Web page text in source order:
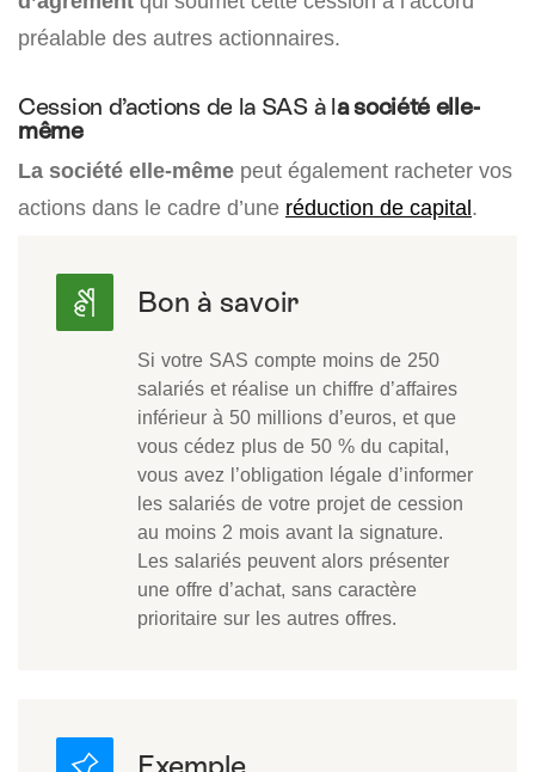
préalable des autres actionnaires.
Cession d’actions de la SAS à la société elle-
même
La société elle-même peut également racheter vos
actions dans le cadre d’une réduction de capital.
Si votre SAS compte moins de 250
salariés et réalise un chiffre d’affaires
inférieur à 50 millions d’euros, et que
vous cédez plus de 50 % du capital,
vous avez l’obligation légale d’informer
les salariés de votre projet de cession
au moins 2 mois avant la signature.
Les salariés peuvent alors présenter
une offre d’achat, sans caractère
prioritaire sur les autres offres.